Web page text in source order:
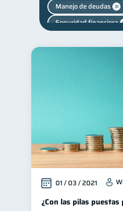
Manejo de deudas 31
Seguridad financiera
Control de deudas 30
Finanzas familiares 25
Inclusión financiera 22
Bienestar financiero
Finanzas para mujeres
01 / 03 / 2021
¿Con las pilas puestas